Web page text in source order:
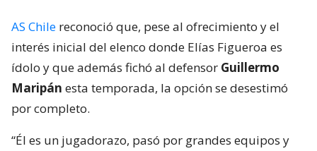
AS Chile reconoció que, pese al ofrecimiento y el
interés inicial del elenco donde Elías Figueroa es
ídolo y que además fichó al defensor Guillermo
Maripán esta temporada, la opción se desestimó
por completo.
“Él es un jugadorazo, pasó por grandes equipos y